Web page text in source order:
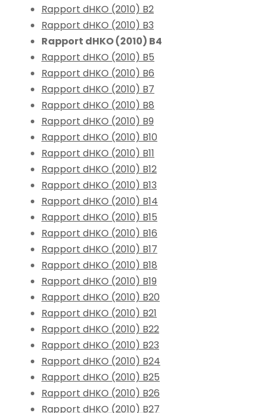
Rapport dHKO (2010) B2
Rapport dHKO (2010) B3
Rapport dHKO (2010) B4
Rapport dHKO (2010) B5
Rapport dHKO (2010) B6
Rapport dHKO (2010) B7
Rapport dHKO (2010) B8
Rapport dHKO (2010) B9
Rapport dHKO (2010) B10
Rapport dHKO (2010) B11
Rapport dHKO (2010) B12
Rapport dHKO (2010) B13
Rapport dHKO (2010) B14
Rapport dHKO (2010) B15
Rapport dHKO (2010) B16
Rapport dHKO (2010) B17
Rapport dHKO (2010) B18
Rapport dHKO (2010) B19
Rapport dHKO (2010) B20
Rapport dHKO (2010) B21
Rapport dHKO (2010) B22
Rapport dHKO (2010) B23
Rapport dHKO (2010) B24
Rapport dHKO (2010) B25
Rapport dHKO (2010) B26
Rapport dHKO (2010) B27